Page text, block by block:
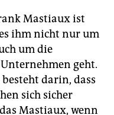
Mastiaux ist
ihm nicht nur um
um die
geht.
darin, dass
sich sicher
Mastiaux, wenn